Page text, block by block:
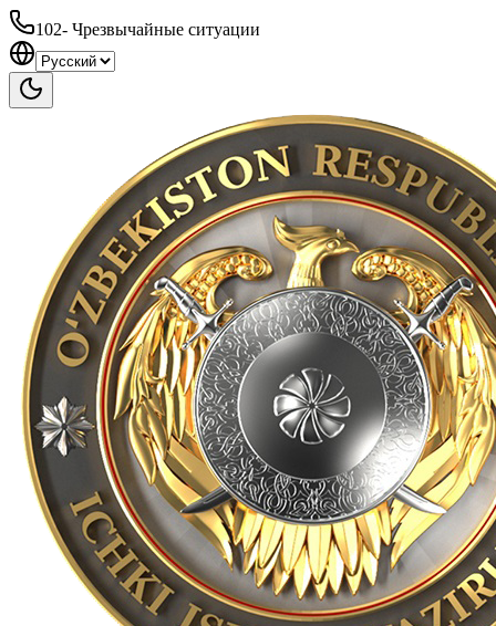
102- Чрезвычайные ситуации